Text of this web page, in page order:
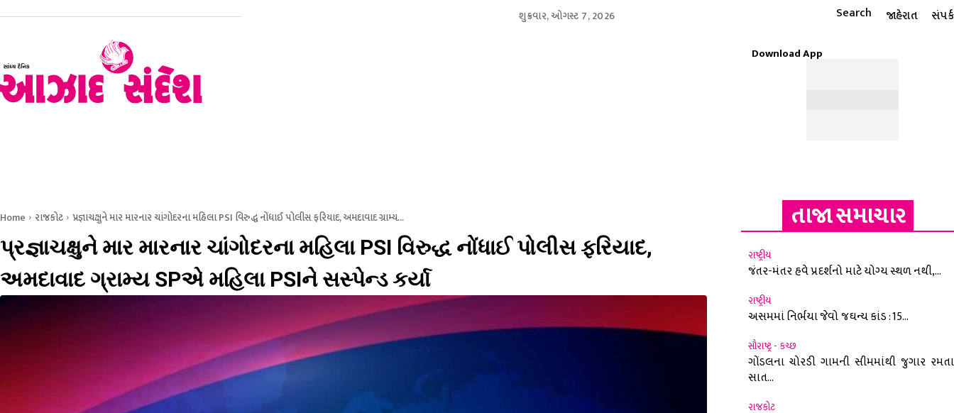
શુક્રવાર, ઓગસ્ટ 7, 2026 Search જાહેરાત સંપર્ક
Download App
Home રાજકોટ પ્રજ્ઞાચક્ષુને માર મારનાર ચાંગોદરના મહિલા PSI વિરુદ્ધ નોંધાઈ પોલીસ ફરિયાદ, અમદાવાદ ગ્રામ્ય...
પ્રજ્ઞાચક્ષુને માર મારનાર ચાંગોદરના મહિલા PSI વિરુદ્ધ નોંધાઈ પોલીસ ફરિયાદ,
અમદાવાદ ગ્રામ્ય SPએ મહિલા PSIને સસ્પેન્ડ કર્યા
તાજા સમાચાર
રાષ્ટ્રીય
જંતર-મંતર હવે પ્રદર્શનો માટે યોગ્ય સ્થળ નથી,...
રાષ્ટ્રીય
અસમમાં નિર્ભયા જેવો જઘન્ય કાંડ : 15...
સૌરાષ્ટ્ર - કચ્છ
ગોંડલના ચોરડી ગામની સીમમાંથી જુગાર રમતા
સાત...
રાજકોટ